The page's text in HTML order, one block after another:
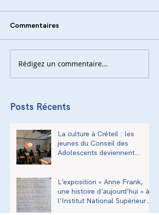
Commentaires
Rédigez un commentaire...
Posts Récents
La culture à Créteil : les
jeunes du Conseil des
Adolescents deviennent
L’exposition « Anne Frank,
une histoire d’aujourd’hui » à
l’Institut National Supérieur